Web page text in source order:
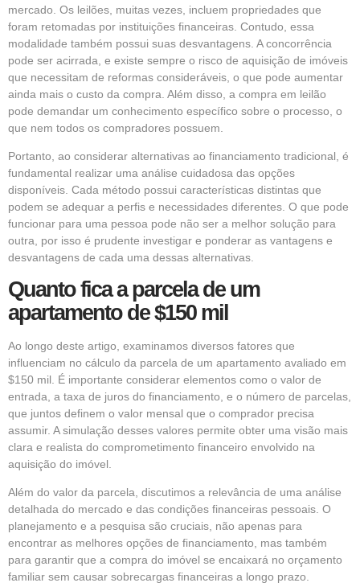
mercado. Os leilões, muitas vezes, incluem propriedades que
foram retomadas por instituições financeiras. Contudo, essa
modalidade também possui suas desvantagens. A concorrência
pode ser acirrada, e existe sempre o risco de aquisição de imóveis
que necessitam de reformas consideráveis, o que pode aumentar
ainda mais o custo da compra. Além disso, a compra em leilão
pode demandar um conhecimento específico sobre o processo, o
que nem todos os compradores possuem.
Portanto, ao considerar alternativas ao financiamento tradicional, é
fundamental realizar uma análise cuidadosa das opções
disponíveis. Cada método possui características distintas que
podem se adequar a perfis e necessidades diferentes. O que pode
funcionar para uma pessoa pode não ser a melhor solução para
outra, por isso é prudente investigar e ponderar as vantagens e
desvantagens de cada uma dessas alternativas.
Quanto fica a parcela de um
apartamento de $150 mil
Ao longo deste artigo, examinamos diversos fatores que
influenciam no cálculo da parcela de um apartamento avaliado em
$150 mil. É importante considerar elementos como o valor de
entrada, a taxa de juros do financiamento, e o número de parcelas,
que juntos definem o valor mensal que o comprador precisa
assumir. A simulação desses valores permite obter uma visão mais
clara e realista do comprometimento financeiro envolvido na
aquisição do imóvel.
Além do valor da parcela, discutimos a relevância de uma análise
detalhada do mercado e das condições financeiras pessoais. O
planejamento e a pesquisa são cruciais, não apenas para
encontrar as melhores opções de financiamento, mas também
para garantir que a compra do imóvel se encaixará no orçamento
familiar sem causar sobrecargas financeiras a longo prazo.